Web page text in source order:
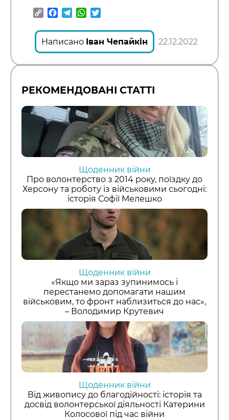
CopyFacebook
TelegramWhatsApp
Написано Іван Чепайкін 22.12.2022
РЕКОМЕНДОВАНІ СТАТТІ
Щоденник війни
Про волонтерство з 2014 року, поїздку до
Херсону та роботу із військовими сьогодні:
історія Софії Мелешко
Щоденник війни
«Якщо ми зараз зупинимось і
перестанемо допомагати нашим
військовим, то фронт наблизиться до нас»,
– Володимир Крутевич
Щоденник війни
Від живопису до благодійності: історія та
досвід волонтерської діяльності Катерини
Колосової під час війни